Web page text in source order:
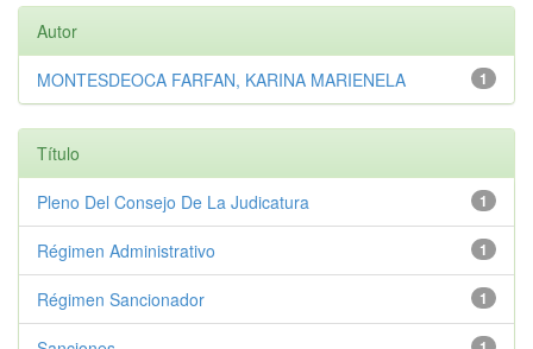
Autor
1
MONTESDEOCA FARFAN, KARINA MARIENELA
Título
1
Pleno Del Consejo De La Judicatura
1
Régimen Administrativo
1
Régimen Sancionador